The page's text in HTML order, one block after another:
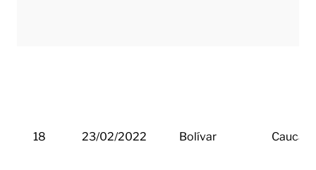
18 23/02/2022 Bolívar Cauca